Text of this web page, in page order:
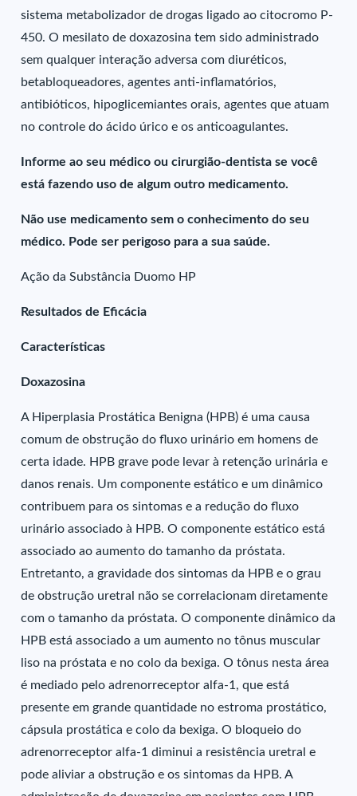
sistema metabolizador de drogas ligado ao citocromo P-
450. O mesilato de doxazosina tem sido administrado
sem qualquer interação adversa com diuréticos,
betabloqueadores, agentes anti-inflamatórios,
antibióticos, hipoglicemiantes orais, agentes que atuam
no controle do ácido úrico e os anticoagulantes.
Informe ao seu médico ou cirurgião-dentista se você
está fazendo uso de algum outro medicamento.
Não use medicamento sem o conhecimento do seu
médico. Pode ser perigoso para a sua saúde.
Ação da Substância Duomo HP
Resultados de Eficácia
Características
Doxazosina
A Hiperplasia Prostática Benigna (HPB) é uma causa
comum de obstrução do fluxo urinário em homens de
certa idade. HPB grave pode levar à retenção urinária e
danos renais. Um componente estático e um dinâmico
contribuem para os sintomas e a redução do fluxo
urinário associado à HPB. O componente estático está
associado ao aumento do tamanho da próstata.
Entretanto, a gravidade dos sintomas da HPB e o grau
de obstrução uretral não se correlacionam diretamente
com o tamanho da próstata. O componente dinâmico da
HPB está associado a um aumento no tônus muscular
liso na próstata e no colo da bexiga. O tônus nesta área
é mediado pelo adrenorreceptor alfa-1, que está
presente em grande quantidade no estroma prostático,
cápsula prostática e colo da bexiga. O bloqueio do
adrenorreceptor alfa-1 diminui a resistência uretral e
pode aliviar a obstrução e os sintomas da HPB. A